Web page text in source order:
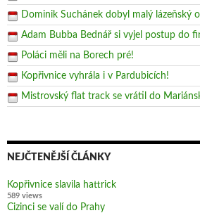
Dominik Suchánek dobyl malý lázeňský
Adam Bubba Bednář si vyjel postup do
Poláci měli na Borech pré!
Kopřivnice vyhrála i v Pardubicích!
Mistrovský flat track se vrátil do
NEJČTENĚJŠÍ ČLÁNKY
Kopřivnice slavila hattrick
589 views
Cizinci se valí do Prahy